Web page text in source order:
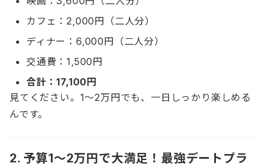
カフェ：2,000円（二人分）
ディナー：6,000円（二人分）
交通費：1,500円
合計：17,100円
見てください。1〜2万円でも、一日しっかり楽しめる
んです。
2. 予算1〜2万円で大満足！最強デートプラ